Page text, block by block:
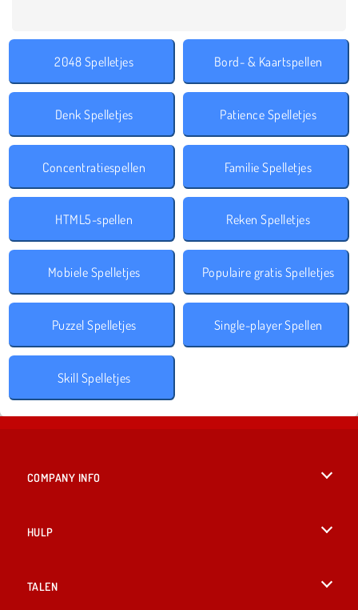
2048 Spelletjes Bord- & Kaartspellen
Denk Spelletjes Patience Spelletjes
Concentratiespellen Familie Spelletjes
HTML5-spellen Reken Spelletjes
Mobiele Spelletjes Populaire gratis Spelletjes
Puzzel Spelletjes Single-player Spellen
Skill Spelletjes
COMPANY INFO
HULP
TALEN